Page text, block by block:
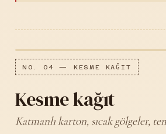
NO. 04 — KESME KAĞIT
Kesme kağıt
Katmanlı karton, sıcak gölgeler,